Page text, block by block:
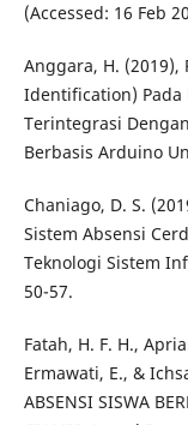
(Accessed: 16 Feb
Anggara, H. (2019),
Identification) Pada
Terintegrasi
Berbasis Arduino
Chaniago, D. S.
Sistem Absensi
Teknologi Sistem
50-57.
Fatah, H. F. H.,
Ermawati, E., &
ABSENSI SISWA